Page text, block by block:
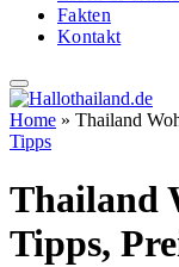
Fakten
Kontakt
Home » Thailand
Tipps
Thailand
Tipps,